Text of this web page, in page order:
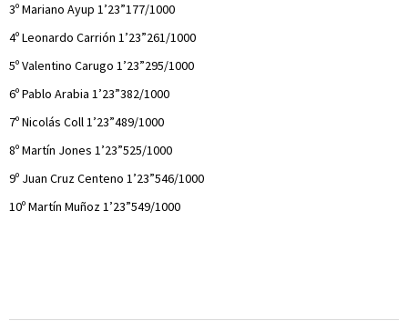
3º Mariano Ayup 1’23”177/1000
4º Leonardo Carrión 1’23”261/1000
5º Valentino Carugo 1’23”295/1000
6º Pablo Arabia 1’23”382/1000
7º Nicolás Coll 1’23”489/1000
8º Martín Jones 1’23”525/1000
9º Juan Cruz Centeno 1’23”546/1000
10º Martín Muñoz 1’23”549/1000